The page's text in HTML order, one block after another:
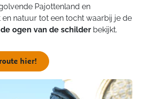
Pajottenland en
natuur tot een tocht waarbij je de
ogen van de schilder bekijkt.
hier!